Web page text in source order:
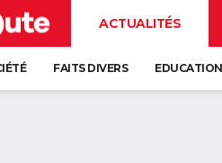
ACTUALITÉS
FAITS DIVERS EDUCATION